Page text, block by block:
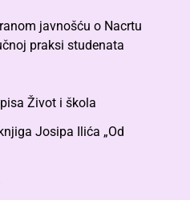
javnošću o Nacrtu
praksi studenata
Život i škola
Josipa Ilića „Od